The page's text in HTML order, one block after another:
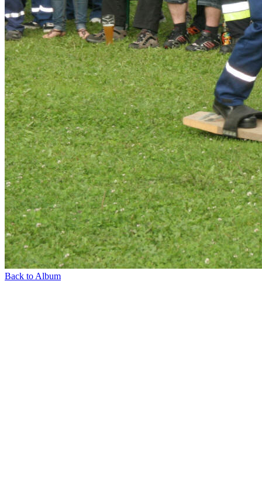
Back to Album